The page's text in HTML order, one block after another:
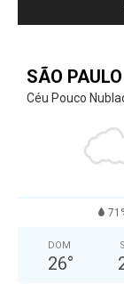
SÃO PAULO
Céu Pouco
DOM
26°